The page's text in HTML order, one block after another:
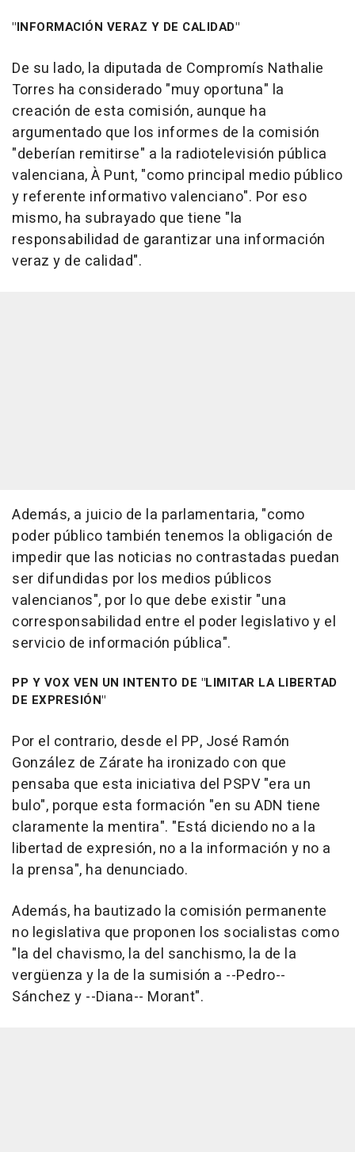
"INFORMACIÓN VERAZ Y DE CALIDAD"
De su lado, la diputada de Compromís Nathalie
Torres ha considerado "muy oportuna" la
creación de esta comisión, aunque ha
argumentado que los informes de la comisión
"deberían remitirse" a la radiotelevisión pública
valenciana, À Punt, "como principal medio público
y referente informativo valenciano". Por eso
mismo, ha subrayado que tiene "la
responsabilidad de garantizar una información
veraz y de calidad".
Además, a juicio de la parlamentaria, "como
poder público también tenemos la obligación de
impedir que las noticias no contrastadas puedan
ser difundidas por los medios públicos
valencianos", por lo que debe existir "una
corresponsabilidad entre el poder legislativo y el
servicio de información pública".
PP Y VOX VEN UN INTENTO DE "LIMITAR LA LIBERTAD
DE EXPRESIÓN"
Por el contrario, desde el PP, José Ramón
González de Zárate ha ironizado con que
pensaba que esta iniciativa del PSPV "era un
bulo", porque esta formación "en su ADN tiene
claramente la mentira". "Está diciendo no a la
libertad de expresión, no a la información y no a
la prensa", ha denunciado.
Además, ha bautizado la comisión permanente
no legislativa que proponen los socialistas como
"la del chavismo, la del sanchismo, la de la
vergüenza y la de la sumisión a --Pedro--
Sánchez y --Diana-- Morant".